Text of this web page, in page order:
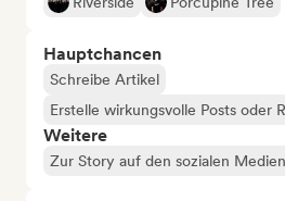
Hauptchancen
Schreibe Artikel
Erstelle wirkungsvolle Posts oder
Weitere
Zur Story auf den sozialen